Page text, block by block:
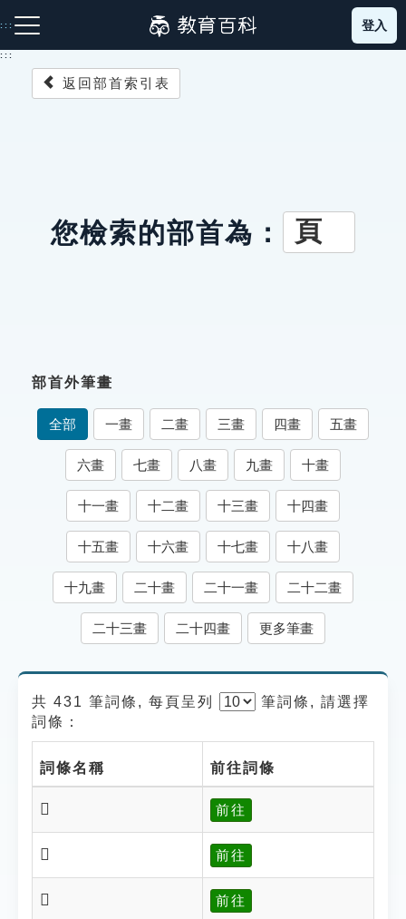
到
主
:::
成語故事
索引選單
知識索引
單字索引
生命大百科索引
遊戲專區
貓頭鷹博士
登入
:::
返回部首索引表
您檢索的部首為： 頁
部首外筆畫
全部 一畫 二畫 三畫 四畫 五畫
六畫 七畫 八畫 九畫 十畫
十一畫 十二畫 十三畫 十四畫
十五畫 十六畫 十七畫 十八畫
十九畫 二十畫 二十一畫 二十二畫
二十三畫 二十四畫 更多筆畫
共 431 筆詞條, 每頁呈列 筆詞條, 請選擇
詞條：
詞條名稱 前往詞條
𩓽 前往
𩓾 前往
𩓾 前往